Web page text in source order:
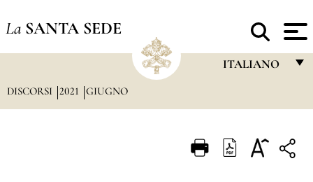
La SANTA SEDE
ITALIANO
ITALIANO
DISCORSI 2021 GIUGNO